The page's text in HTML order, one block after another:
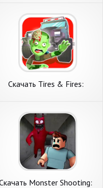
Андроид
Скачать Tires & Fires:
на Андроид
Monster Shooting: